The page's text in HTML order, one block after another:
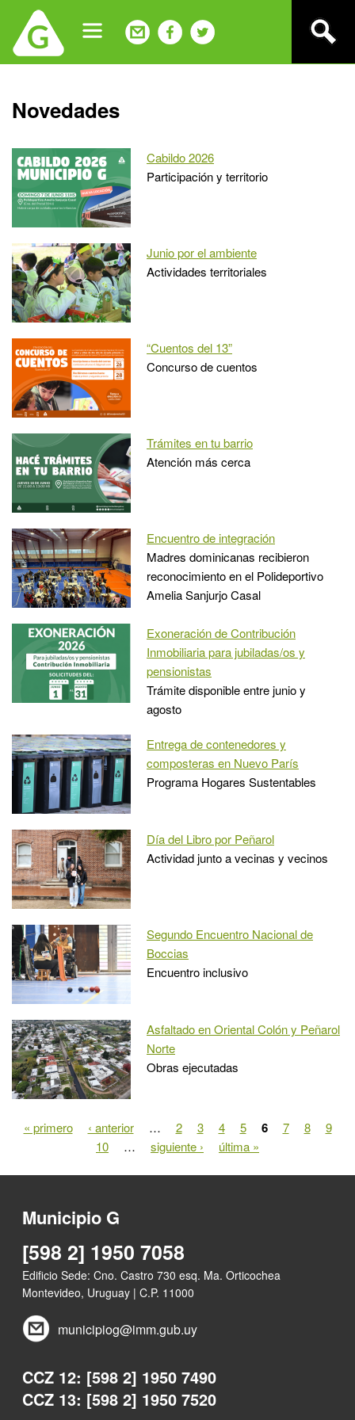
navigation
Back
to
Novedades
Cabildo 2026
Participación y territorio
Junio por el ambiente
Actividades territoriales
“Cuentos del 13”
Concurso de cuentos
Trámites en tu barrio
Atención más cerca
Encuentro de integración
Madres dominicanas recibieron
reconocimiento en el Polideportivo
Amelia Sanjurjo Casal
Exoneración de Contribución
Inmobiliaria para jubiladas/os y
pensionistas
Trámite disponible entre junio y
agosto
Entrega de contenedores y
composteras en Nuevo París
Programa Hogares Sustentables
Día del Libro por Peñarol
Actividad junto a vecinas y vecinos
Segundo Encuentro Nacional de
Boccias
Encuentro inclusivo
Asfaltado en Oriental Colón y Peñarol
Norte
Obras ejecutadas
« primero ‹ anterior … 2 3 4 5 6 7 8
9
10
… siguiente › última »
Municipio G
[598 2] 1950 7058
Edificio Sede: Cno. Castro 730 esq. Ma. Orticochea
Montevideo, Uruguay | C.P. 11000
municipiog@imm.gub.uy
CCZ 12: [598 2] 1950 7490
CCZ 13: [598 2] 1950 7520